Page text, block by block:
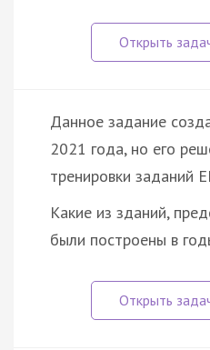
Данное задание
2021 года, но его
тренировки заданий
Какие из зданий,
были построены в